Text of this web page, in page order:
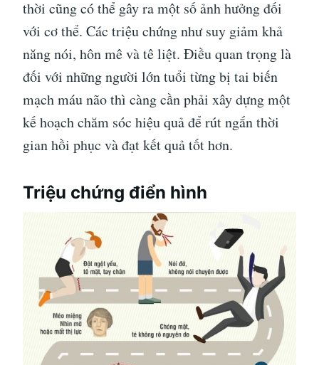
thời cũng có thể gây ra một số ảnh hưởng đối
với cơ thể. Các triệu chứng như suy giảm khả
năng nói, hôn mê và tê liệt. Điều quan trọng là
đối với những người lớn tuổi từng bị tai biến
mạch máu não thì càng cần phải xây dựng một
kế hoạch chăm sóc hiệu quả để rút ngắn thời
gian hồi phục và đạt kết quả tốt hơn.
Triệu chứng điển hình